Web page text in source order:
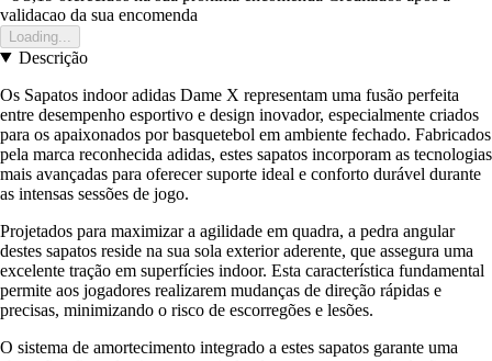
validacao da sua encomenda
Loading...
Descrição
Os Sapatos indoor adidas Dame X representam uma fusão perfeita
entre desempenho esportivo e design inovador, especialmente criados
para os apaixonados por basquetebol em ambiente fechado. Fabricados
pela marca reconhecida adidas, estes sapatos incorporam as tecnologias
mais avançadas para oferecer suporte ideal e conforto durável durante
as intensas sessões de jogo.
Projetados para maximizar a agilidade em quadra, a pedra angular
destes sapatos reside na sua sola exterior aderente, que assegura uma
excelente tração em superfícies indoor. Esta característica fundamental
permite aos jogadores realizarem mudanças de direção rápidas e
precisas, minimizando o risco de escorregões e lesões.
O sistema de amortecimento integrado a estes sapatos garante uma